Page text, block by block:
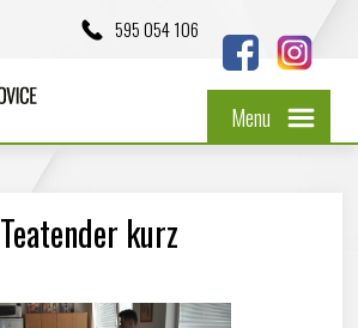
595 054 106
Menu
Teatender kurz